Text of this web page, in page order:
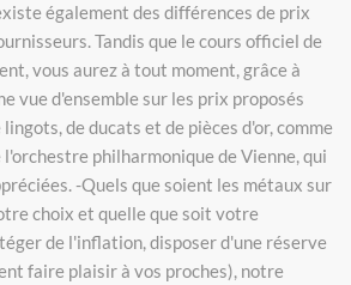
également des différences de prix
Tandis que le cours officiel de
vous aurez à tout moment, grâce à
vue d'ensemble sur les prix proposés
de ducats et de pièces d'or, comme
philharmonique de Vienne, qui
-Quels que soient les métaux sur
choix et quelle que soit votre
de l'inflation, disposer d'une réserve
faire plaisir à vos proches), notre